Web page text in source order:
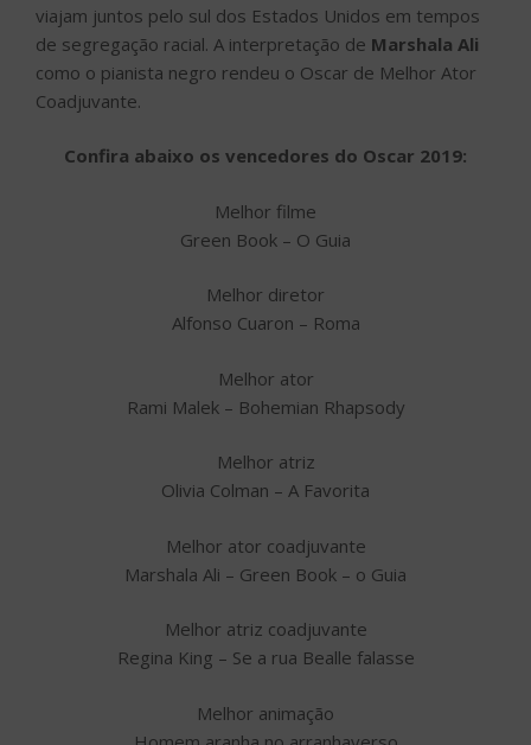
viajam juntos pelo sul dos Estados Unidos em tempos
de segregação racial. A interpretação de Marshala Ali
como o pianista negro rendeu o Oscar de Melhor Ator
Coadjuvante.
Confira abaixo os vencedores do Oscar 2019:
Melhor filme
Green Book – O Guia
Melhor diretor
Alfonso Cuaron – Roma
Melhor ator
Rami Malek – Bohemian Rhapsody
Melhor atriz
Olivia Colman – A Favorita
Melhor ator coadjuvante
Marshala Ali – Green Book – o Guia
Melhor atriz coadjuvante
Regina King – Se a rua Bealle falasse
Melhor animação